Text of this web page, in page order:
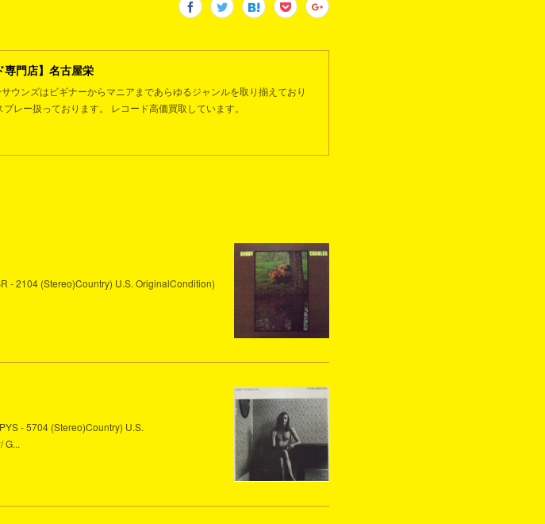
専門店】名古屋栄
ウンズはビギナーからマニアまであらゆるジャンルを取り揃えており
レー扱っております。 レコード高価買取しています。
- 2104 (Stereo)Country) U.S. OriginalCondition)
- 5704 (Stereo)Country) U.S.
G...